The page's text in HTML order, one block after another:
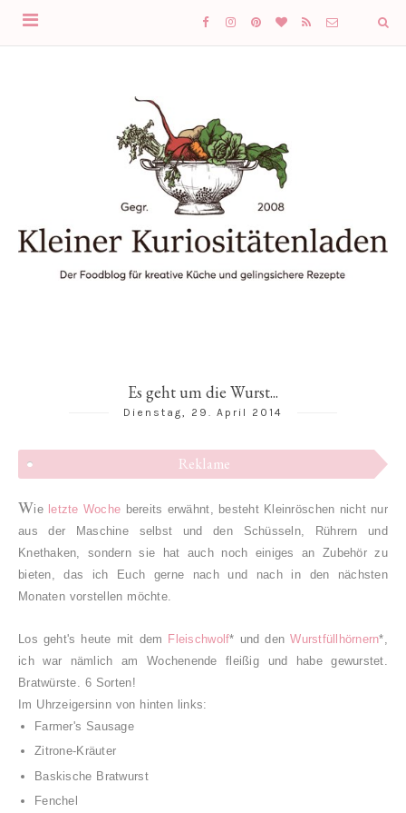
Es geht um die Wurst...
Dienstag, 29. April 2014
Reklame
Wie letzte Woche bereits erwähnt, besteht Kleinröschen nicht nur
aus der Maschine selbst und den Schüsseln, Rührern und
Knethaken, sondern sie hat auch noch einiges an Zubehör zu
bieten, das ich Euch gerne nach und nach in den nächsten
Monaten vorstellen möchte.
Los geht's heute mit dem Fleischwolf* und denWurstfüllhörnern*,
ich war nämlich am Wochenende fleißig und habe gewurstet.
Bratwürste. 6 Sorten!
Im Uhrzeigersinn von hinten links:
Farmer's Sausage
Zitrone-Kräuter
Baskische Bratwurst
Fenchel